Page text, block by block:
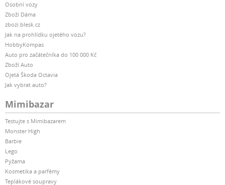
Osobní vozy
Zboží Dáma
zbozi.blesk.cz
Jak na prohlídku ojetého vozu?
HobbyKompas
Auto pro začátečníka do 100 000 Kč
Zboží Auto
Ojetá Škoda Octavia
Jak vybrat auto?
Mimibazar
Testujte s Mimibazarem
Monster High
Barbie
Lego
Pyžama
Kosmetika a parfémy
Teplákové soupravy